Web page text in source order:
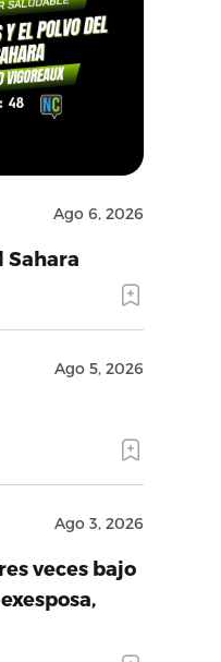
Ago 6, 2026
Sahara
Ago 5, 2026
Ago 3, 2026
veces bajo